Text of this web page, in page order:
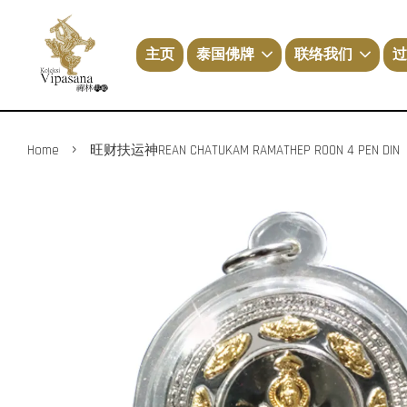
主页 泰国佛牌 联络我们
Home › 旺财扶运神REAN CHATUKAM RAMATHEP ROON 4 PEN DIN